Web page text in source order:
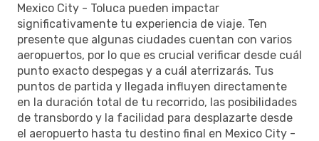
Mexico City - Toluca pueden impactar
significativamente tu experiencia de viaje. Ten
presente que algunas ciudades cuentan con varios
aeropuertos, por lo que es crucial verificar desde cuál
punto exacto despegas y a cuál aterrizarás. Tus
puntos de partida y llegada influyen directamente
en la duración total de tu recorrido, las posibilidades
de transbordo y la facilidad para desplazarte desde
el aeropuerto hasta tu destino final en Mexico City -